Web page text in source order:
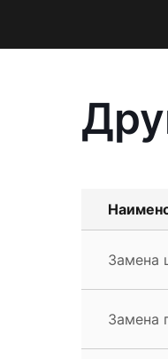
Замена
Замена